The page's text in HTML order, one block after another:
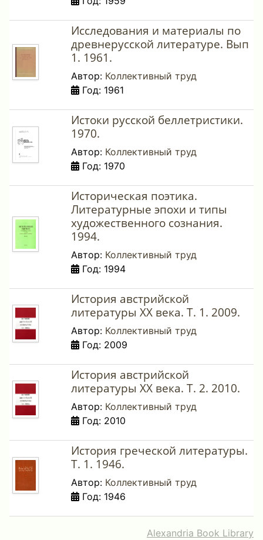
Исследования и материалы по
древнерусской литературе. Вып
1. 1961.
Автор: Коллективный труд
Год: 1961
Истоки русской беллетристики.
1970.
Автор: Коллективный труд
Год: 1970
Историческая поэтика.
Литературные эпохи и типы
художественного сознания.
1994.
Автор: Коллективный труд
Год: 1994
История австрийской
литературы XX века. Т. 1. 2009.
Автор: Коллективный труд
Год: 2009
История австрийской
литературы XX века. Т. 2. 2010.
Автор: Коллективный труд
Год: 2010
История греческой литературы.
Т. 1. 1946.
Автор: Коллективный труд
Год: 1946
Alexandria Book Library